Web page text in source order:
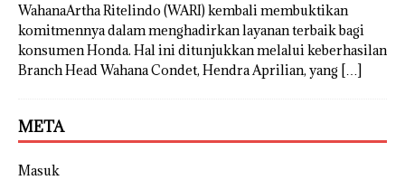
WahanaArtha Ritelindo (WARI) kembali membuktikan
komitmennya dalam menghadirkan layanan terbaik bagi
konsumen Honda. Hal ini ditunjukkan melalui keberhasilan
Branch Head Wahana Condet, Hendra Aprilian, yang […]
META
Masuk